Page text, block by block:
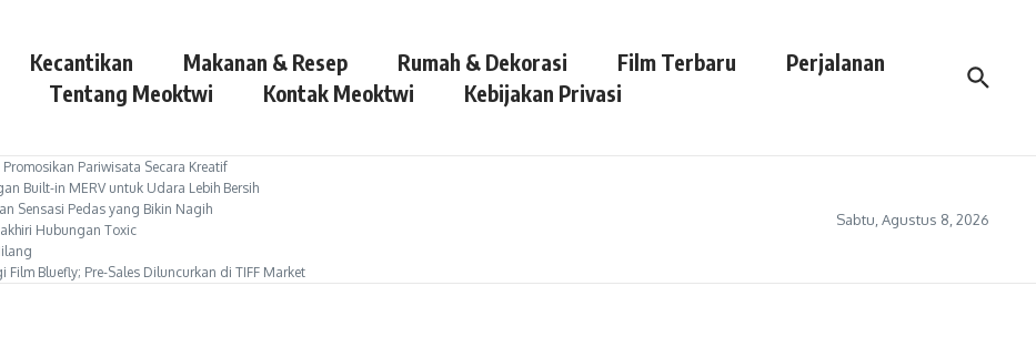
Kecantikan Makanan & Resep Rumah & Dekorasi Film Terbaru
Perjalanan
Tentang Meoktwi Kontak Meoktwi Kebijakan Privasi
Pariwisata Secara Kreatif
Built-in MERV untuk Udara Lebih Bersih
Sensasi Pedas yang Bikin Nagih
Hubungan Toxic
Bluefly; Pre-Sales Diluncurkan di TIFF Market
Sabtu, Agustus 8, 2026